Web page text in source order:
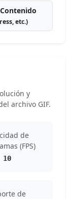
etc.)
y
archivo GIF.
de
(FPS)
10
de